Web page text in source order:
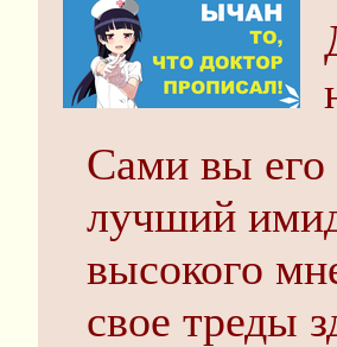
Сами вы его
лучший
высокого
свое треды